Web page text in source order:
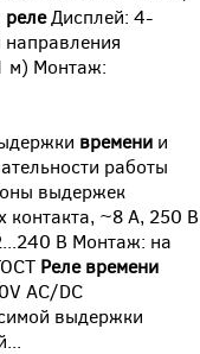
релеДисплей: 4-
м) Монтаж:
времени и
работы
выдержек
~8 А, 250 В
В Монтаж: на
Реле времени
AC/DC
выдержки